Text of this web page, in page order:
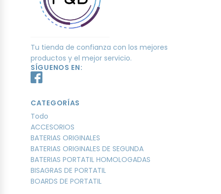
Tu tienda de confianza con los mejores
productos y el mejor servicio.
SÍGUENOS EN:
CATEGORÍAS
Todo
ACCESORIOS
BATERIAS ORIGINALES
BATERIAS ORIGINALES DE SEGUNDA
BATERIAS PORTATIL HOMOLOGADAS
BISAGRAS DE PORTATIL
BOARDS DE PORTATIL